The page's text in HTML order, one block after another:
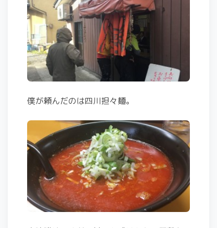
僕が頼んだのは四川担々麺。